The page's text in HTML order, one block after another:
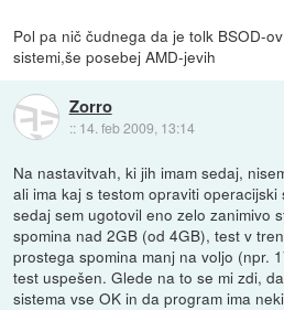
Pol pa nič čudnega da je tolk BSOD-
sistemi,še posebej AMD-jevih
Zorro
:: 14. feb 2009, 13:14
Na nastavitvah, ki jih imam sedaj,
ali ima kaj s testom opraviti
sedaj sem ugotovil eno zelo zanimivo
spomina nad 2GB (od 4GB), test v
prostega spomina manj na voljo (npr.
test uspešen. Glede na to se mi zdi,
sistema vse OK in da program ima